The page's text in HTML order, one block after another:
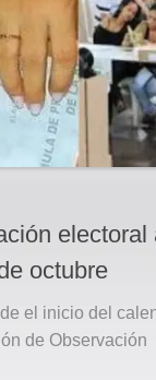
electoral
octubre
el inicio del
de Observación